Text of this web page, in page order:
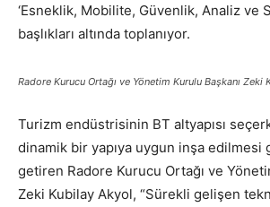
‘Esneklik, Mobilite, Güvenlik, Analiz ve
başlıkları altında toplanıyor.
Radore Kurucu Ortağı ve Yönetim Kurulu Başkanı Zeki
Turizm endüstrisinin BT altyapısı
dinamik bir yapıya uygun inşa edilmesi
getiren Radore Kurucu Ortağı ve
Zeki Kubilay Akyol, “Sürekli gelişen